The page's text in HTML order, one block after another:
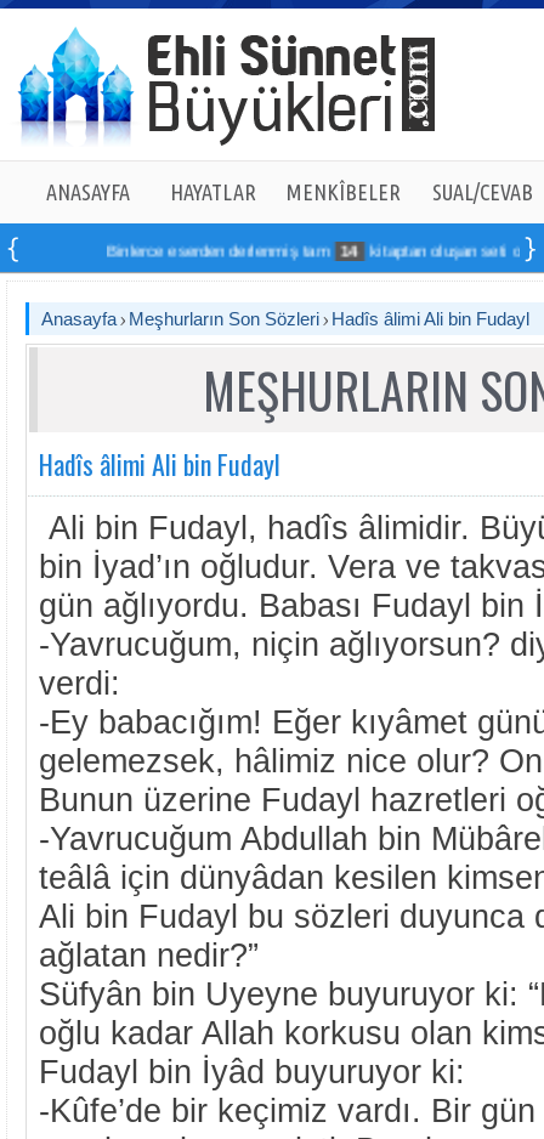
ANASAYFA HAYATLAR MENKÎBELER SUAL/CEVAB
Binlerce eserden derlenmiş tam 14 kitaptan oluşan seti online
Anasayfa Meşhurların Son Sözleri Hadîs âlimi Ali bin Fudayl
MEŞHURLARIN
Hadîs âlimi Ali bin Fudayl
Ali bin Fudayl, hadîs âlimidir.
bin İyad’ın oğludur. Vera ve
gün ağlıyordu. Babası Fudayl
-Yavrucuğum, niçin ağlıyorsun?
verdi:
-Ey babacığım! Eğer kıyâmet
gelemezsek, hâlimiz nice olur?
Bunun üzerine Fudayl hazretleri
-Yavrucuğum Abdullah bin
teâlâ için dünyâdan kesilen
Ali bin Fudayl bu sözleri duyunca
ağlatan nedir?”
Süfyân bin Uyeyne buyuruyor ki:
oğlu kadar Allah korkusu olan
Fudayl bin İyâd buyuruyor ki:
-Kûfe’de bir keçimiz vardı. Bir gün